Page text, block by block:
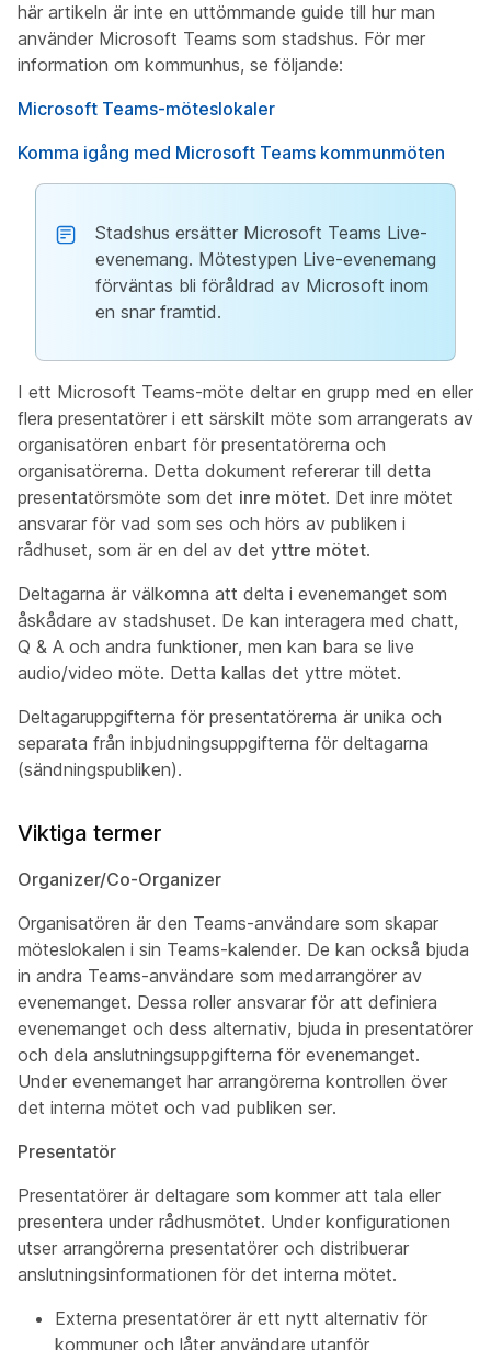
här artikeln är inte en uttömmande guide till hur man
använder Microsoft Teams som stadshus. För mer
information om kommunhus, se följande:
Microsoft Teams-möteslokaler
Komma igång med Microsoft Teams kommunmöten
Stadshus ersätter Microsoft Teams Live-
evenemang. Mötestypen Live-evenemang
förväntas bli föråldrad av Microsoft inom
en snar framtid.
I ett Microsoft Teams-möte deltar en grupp med en eller
flera presentatörer i ett särskilt möte som arrangerats av
organisatören enbart för presentatörerna och
organisatörerna. Detta dokument refererar till detta
presentatörsmöte som det inre mötet. Det inre mötet
ansvarar för vad som ses och hörs av publiken i
rådhuset, som är en del av det yttre mötet.
Deltagarna är välkomna att delta i evenemanget som
åskådare av stadshuset. De kan interagera med chatt,
Q & A och andra funktioner, men kan bara se live
audio/video möte. Detta kallas det yttre mötet.
Deltagaruppgifterna för presentatörerna är unika och
separata från inbjudningsuppgifterna för deltagarna
(sändningspubliken).
Viktiga termer
Organizer/Co-Organizer
Organisatören är den Teams-användare som skapar
möteslokalen i sin Teams-kalender. De kan också bjuda
in andra Teams-användare som medarrangörer av
evenemanget. Dessa roller ansvarar för att definiera
evenemanget och dess alternativ, bjuda in presentatörer
och dela anslutningsuppgifterna för evenemanget.
Under evenemanget har arrangörerna kontrollen över
det interna mötet och vad publiken ser.
Presentatör
Presentatörer är deltagare som kommer att tala eller
presentera under rådhusmötet. Under konfigurationen
utser arrangörerna presentatörer och distribuerar
anslutningsinformationen för det interna mötet.
Externa presentatörer är ett nytt alternativ för
kommuner och låter användare utanför